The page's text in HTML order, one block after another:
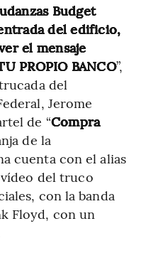
Budget
del edificio,
el mensaje
PROPIO BANCO”,
del
Jerome
de “Compra
de la
cuenta con el alias
del truco
con la banda
Floyd, con un